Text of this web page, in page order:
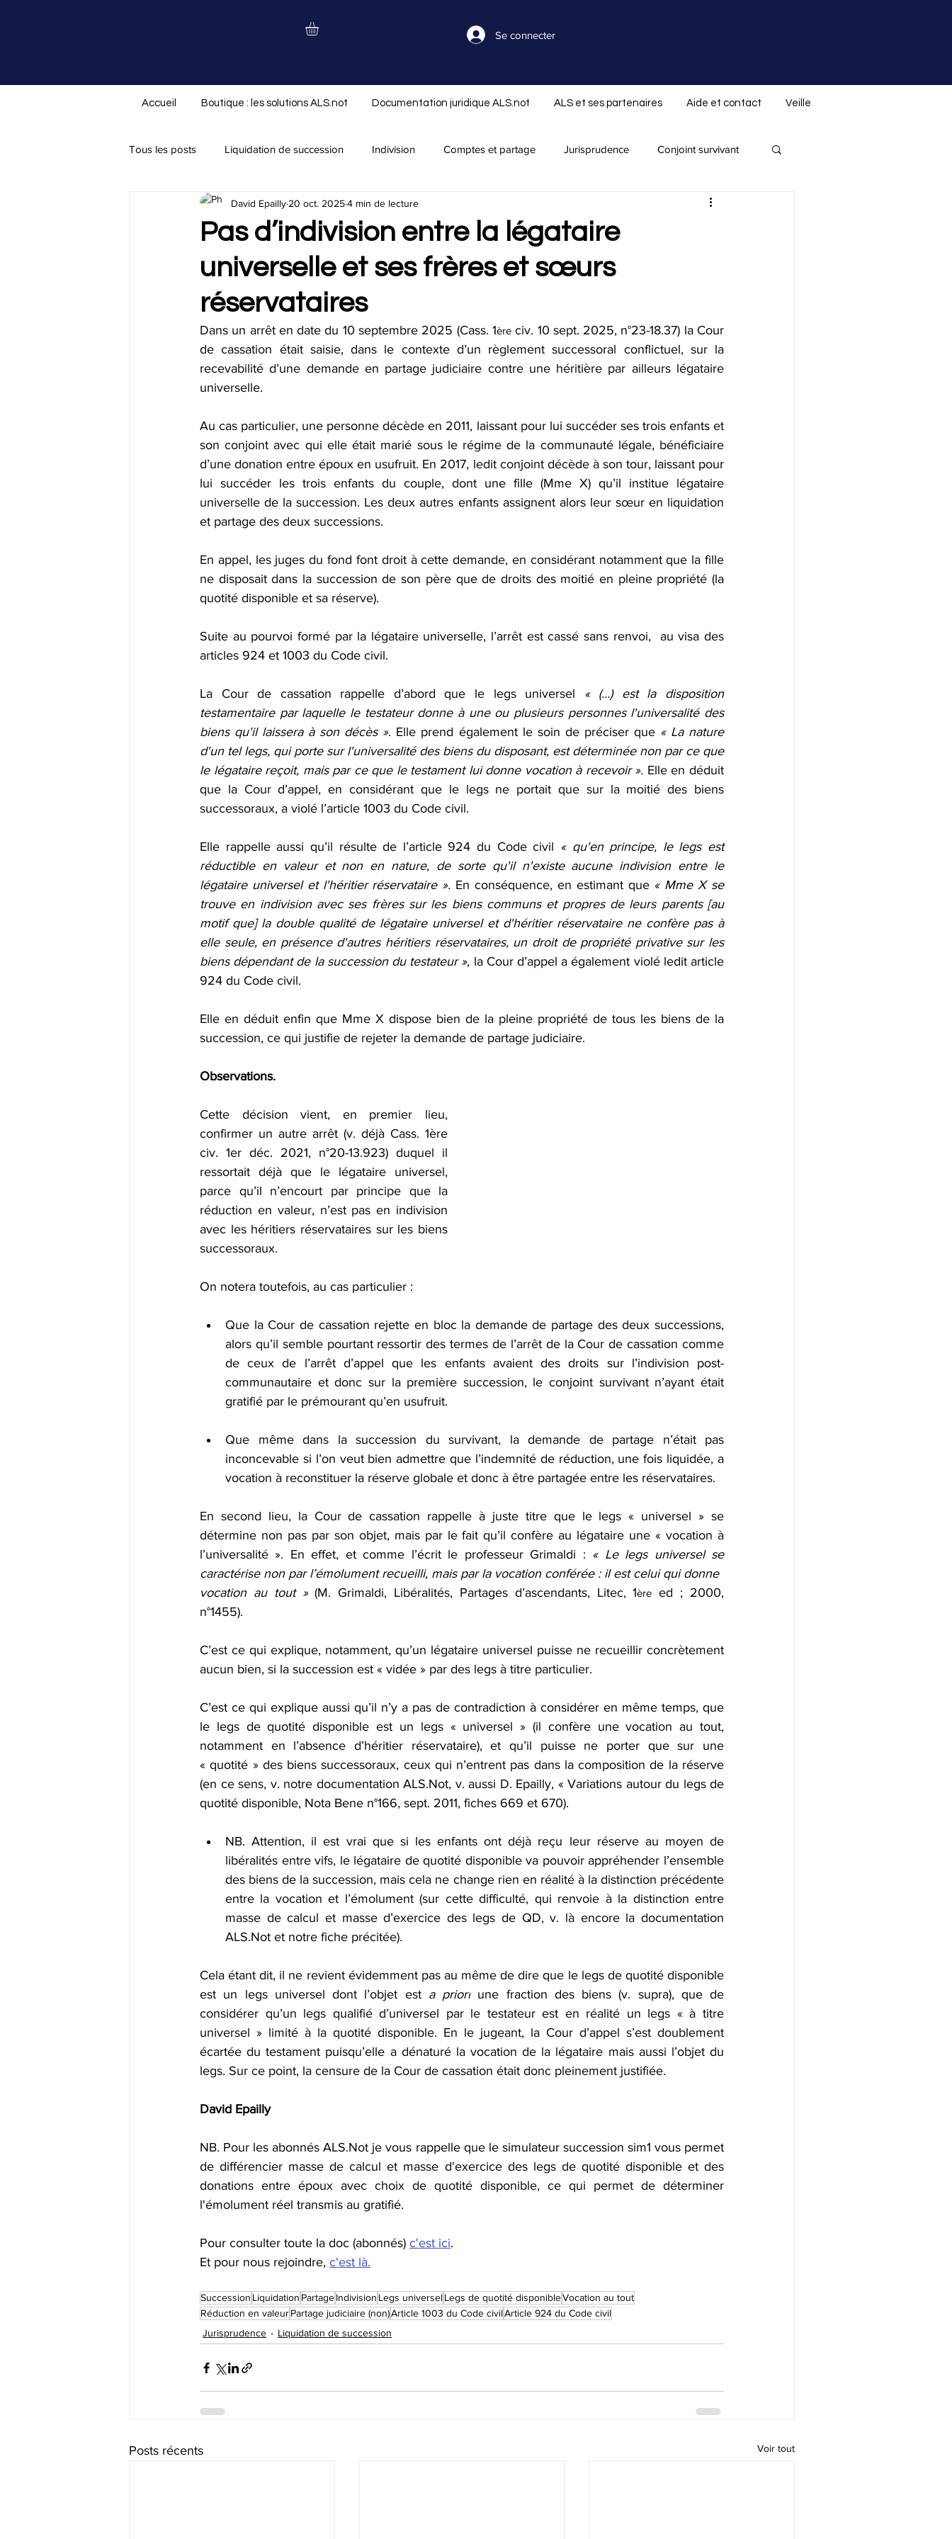
Se connecter
Accueil Boutique : les solutions ALS.not Documentation juridique ALS.not ALS et ses partenaires Aide et contact Veille
Tous les posts Liquidation de succession Indivision Comptes et partage Jurisprudence Conjoint survivant
Nouveauté ALS.not Divorce/séparation Nouveautés ALS.not Donation indirecte
Assurance-vie Testament Réserve et réduction Libéralité Infos ALS.not Offre spéciale ALS.not
Donation-partage Déclaration de succession Succession Passif DMTG Actualité fiscale Donation
Pas d’indivision entre la légataire
universelle et ses frères et sœurs
réservataires
David Epailly 20 oct. 20254 min de lecture
Dans un arrêt en date du 10 septembre 2025 (Cass. 1ère civ. 10 sept. 2025, n°23-18.37) la Cour
de cassation était saisie, dans le contexte d’un règlement successoral conflictuel, sur la
recevabilité d’une demande en partage judiciaire contre une héritière par ailleurs légataire
universelle.
Au cas particulier, une personne décède en 2011, laissant pour lui succéder ses trois enfants et
son conjoint avec qui elle était marié sous le régime de la communauté légale, bénéficiaire
d’une donation entre époux en usufruit. En 2017, ledit conjoint décède à son tour, laissant pour
lui succéder les trois enfants du couple, dont une fille (Mme X) qu’il institue légataire
universelle de la succession. Les deux autres enfants assignent alors leur sœur en liquidation
et partage des deux successions.
En appel, les juges du fond font droit à cette demande, en considérant notamment que la fille
ne disposait dans la succession de son père que de droits des moitié en pleine propriété (la
quotité disponible et sa réserve).
Suite au pourvoi formé par la légataire universelle, l’arrêt est cassé sans renvoi,  au visa des
articles 924 et 1003 du Code civil.
La Cour de cassation rappelle d’abord que le legs universel « (…) est la disposition
testamentaire par laquelle le testateur donne à une ou plusieurs personnes l'universalité des
biens qu'il laissera à son décès ». Elle prend également le soin de préciser que « La nature
d'un tel legs, qui porte sur l'universalité des biens du disposant, est déterminée non par ce que
le légataire reçoit, mais par ce que le testament lui donne vocation à recevoir ». Elle en déduit
que la Cour d’appel, en considérant que le legs ne portait que sur la moitié des biens
successoraux, a violé l’article 1003 du Code civil.
Elle rappelle aussi qu’il résulte de l’article 924 du Code civil « qu'en principe, le legs est
réductible en valeur et non en nature, de sorte qu'il n'existe aucune indivision entre le
légataire universel et l'héritier réservataire ». En conséquence, en estimant que « Mme X se
trouve en indivision avec ses frères sur les biens communs et propres de leurs parents [au
motif que] la double qualité de légataire universel et d'héritier réservataire ne confère pas à
elle seule, en présence d'autres héritiers réservataires, un droit de propriété privative sur les
biens dépendant de la succession du testateur », la Cour d’appel a également violé ledit article
924 du Code civil.
Elle en déduit enfin que Mme X dispose bien de la pleine propriété de tous les biens de la
succession, ce qui justifie de rejeter la demande de partage judiciaire.
Observations.
Cette décision vient, en premier lieu,
confirmer un autre arrêt (v. déjà Cass. 1ère
civ. 1er déc. 2021, n°20-13.923) duquel il
ressortait déjà que le légataire universel,
parce qu’il n’encourt par principe que la
réduction en valeur, n’est pas en indivision
avec les héritiers réservataires sur les biens
successoraux.
On notera toutefois, au cas particulier :
Que la Cour de cassation rejette en bloc la demande de partage des deux successions,
alors qu’il semble pourtant ressortir des termes de l’arrêt de la Cour de cassation comme
de ceux de l’arrêt d’appel que les enfants avaient des droits sur l’indivision post-
communautaire et donc sur la première succession, le conjoint survivant n’ayant était
gratifié par le prémourant qu’en usufruit.
Que même dans la succession du survivant, la demande de partage n’était pas
inconcevable si l’on veut bien admettre que l’indemnité de réduction, une fois liquidée, a
vocation à reconstituer la réserve globale et donc à être partagée entre les réservataires.
En second lieu, la Cour de cassation rappelle à juste titre que le legs « universel » se
détermine non pas par son objet, mais par le fait qu’il confère au légataire une « vocation à
l’universalité ». En effet, et comme l’écrit le professeur Grimaldi : « Le legs universel se
caractérise non par l’émolument recueilli, mais par la vocation conférée : il est celui qui donne
vocation au tout » (M. Grimaldi, Libéralités, Partages d’ascendants, Litec, 1ère ed ; 2000,
n°1455).
C’est ce qui explique, notamment, qu’un légataire universel puisse ne recueillir concrètement
aucun bien, si la succession est « vidée » par des legs à titre particulier.
C’est ce qui explique aussi qu’il n’y a pas de contradiction à considérer en même temps, que
le legs de quotité disponible est un legs « universel » (il confère une vocation au tout,
notamment en l’absence d’héritier réservataire), et qu’il puisse ne porter que sur une
« quotité » des biens successoraux, ceux qui n’entrent pas dans la composition de la réserve
(en ce sens, v. notre documentation ALS.Not, v. aussi D. Epailly, « Variations autour du legs de
quotité disponible, Nota Bene n°166, sept. 2011, fiches 669 et 670).
NB. Attention, il est vrai que si les enfants ont déjà reçu leur réserve au moyen de
libéralités entre vifs, le légataire de quotité disponible va pouvoir appréhender l’ensemble
des biens de la succession, mais cela ne change rien en réalité à la distinction précédente
entre la vocation et l’émolument (sur cette difficulté, qui renvoie à la distinction entre
masse de calcul et masse d’exercice des legs de QD, v. là encore la documentation
ALS.Not et notre fiche précitée).
Cela étant dit, il ne revient évidemment pas au même de dire que le legs de quotité disponible
est un legs universel dont l’objet est a priori une fraction des biens (v. supra), que de
considérer qu’un legs qualifié d’universel par le testateur est en réalité un legs « à titre
universel » limité à la quotité disponible. En le jugeant, la Cour d’appel s’est doublement
écartée du testament puisqu’elle a dénaturé la vocation de la légataire mais aussi l’objet du
legs. Sur ce point, la censure de la Cour de cassation était donc pleinement justifiée.
David Epailly
NB. Pour les abonnés ALS.Not je vous rappelle que le simulateur succession sim1 vous permet
de différencier masse de calcul et masse d'exercice des legs de quotité disponible et des
donations entre époux avec choix de quotité disponible, ce qui permet de déterminer
l'émolument réel transmis au gratifié.
Pour consulter toute la doc (abonnés) c'est ici.
Et pour nous rejoindre, c'est là.
Succession Liquidation PartageIndivision Legs universelLegs de quotité disponibleVocation au tout
Réduction en valeurPartage judiciaire (non)Article 1003 du Code civilArticle 924 du Code civil
Jurisprudence
Liquidation de succession
Posts récents Voir tout